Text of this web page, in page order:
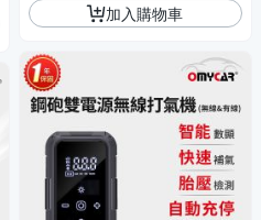
加入購物車